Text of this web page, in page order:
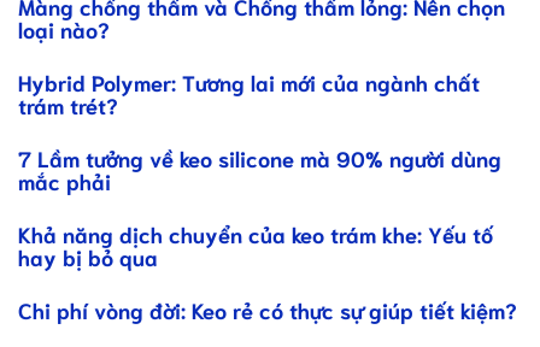
Màng chống thấm và Chống thấm lỏng: Nên chọn
loại nào?
Hybrid Polymer: Tương lai mới của ngành chất
trám trét?
7 Lầm tưởng về keo silicone mà 90% người dùng
mắc phải
Khả năng dịch chuyển của keo trám khe: Yếu tố
hay bị bỏ qua
Chi phí vòng đời: Keo rẻ có thực sự giúp tiết kiệm?